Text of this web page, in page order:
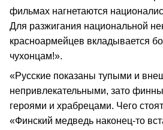
фильмах нагнетаются
Для разжигания национальной
красноармейцев вкладывается
чухонцам!».
«Русские показаны тупыми и
непривлекательными, зато
героями и храбрецами. Чего
«Финский медведь наконец-то